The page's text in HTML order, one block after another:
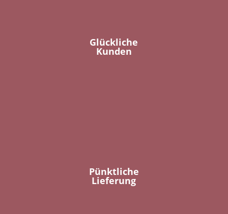
Glückliche
Kunden
Pünktliche
Lieferung